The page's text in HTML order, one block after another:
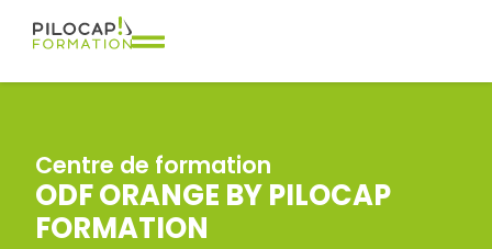
Centre de formation
ODF ORANGE BY PILOCAP
FORMATION